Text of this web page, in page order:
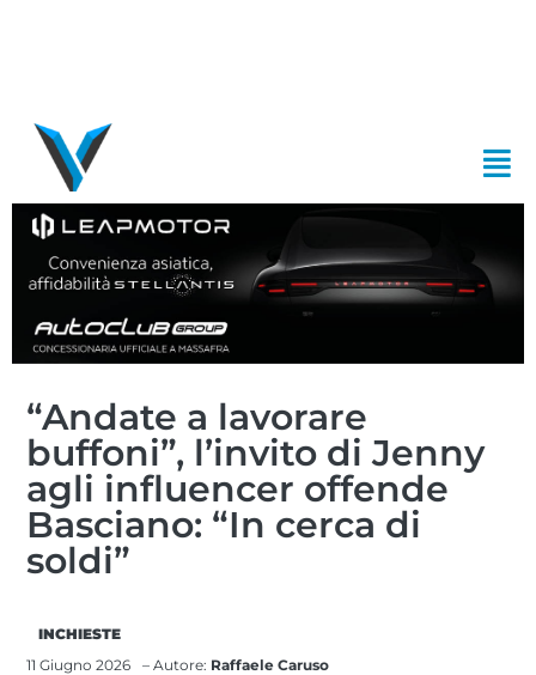
“Andate a lavorare
buffoni”, l’invito di Jenny
agli influencer offende
Basciano: “In cerca di
soldi”
INCHIESTE
11 Giugno 2026
– Autore: Raffaele Caruso